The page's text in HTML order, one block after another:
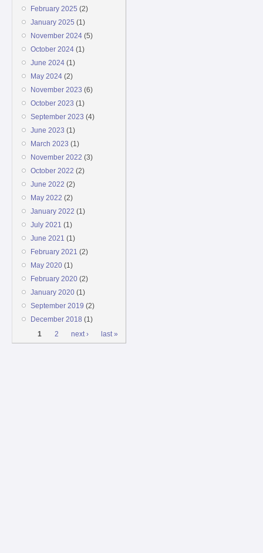
February 2025 (2)
January 2025 (1)
November 2024(5)
October 2024(1)
June 2024(1)
May 2024(2)
November 2023 (6)
October 2023 (1)
September 2023 (4)
June 2023 (1)
March 2023 (1)
November 2022 (3)
October 2022 (2)
June 2022 (2)
May 2022 (2)
January 2022 (1)
July 2021 (1)
June 2021 (1)
February 2021 (2)
May 2020(1)
February 2020(2)
January 2020(1)
September 2019 (2)
December 2018 (1)
Pages
1 2 next › last »